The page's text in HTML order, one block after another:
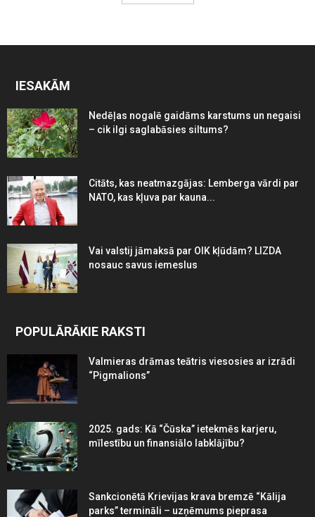
IESAKĀM
Nedēļas nogalē gaidāms karstums un negaisi
– cik ilgi saglabāsies siltums?
Citāts, kas neatmazgājas: Lemberga vārdi par
NATO, kas kļuva par kauna...
Vai valstij jāmaksā par OIK kļūdām? LIZDA
nosauc savus iemeslus
POPULĀRĀKIE RAKSTI
Valmieras drāmas teātris viesosies ar izrādi
“Pigmalions”
2025. gads: Kā “Čūska” ietekmēs karjeru,
mīlestību un finansiālo labklājību?
Sankcionētā Krievijas krava bremzē “Kālija
parks” termināli – uzņēmums pieprasa